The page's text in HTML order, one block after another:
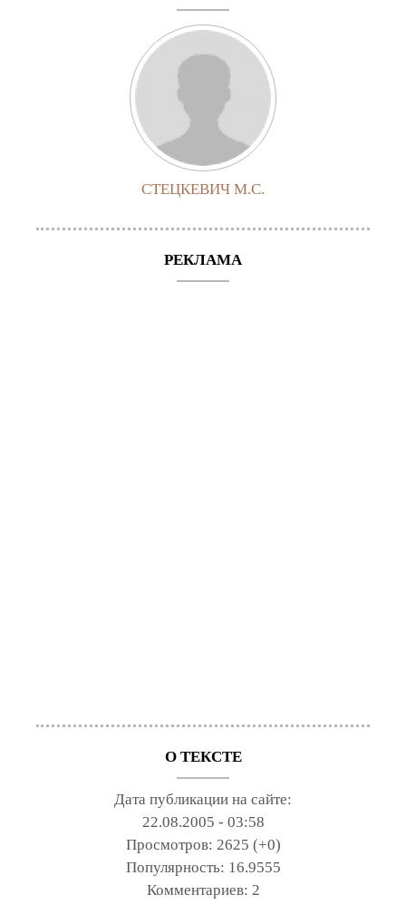
СТЕЦКЕВИЧ М.С.
РЕКЛАМА
О ТЕКСТЕ
Дата публикации на сайте:
22.08.2005 - 03:58
Просмотров: 2625 (+0)
Популярность: 16.9555
Комментариев: 2